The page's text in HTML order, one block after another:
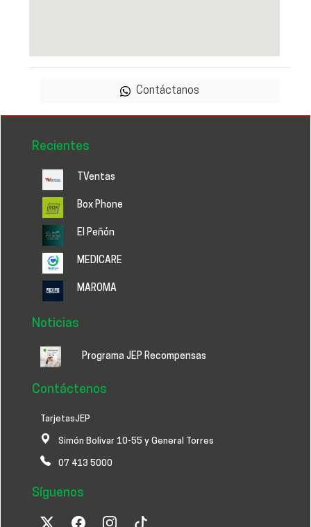
Contáctanos
Recientes
TVentas
Box Phone
El Peñón
MEDICARE
MAROMA
Noticias
Programa JEP Recompensas
Contáctenos
TarjetasJEP
Simón Bolivar 10-55 y General Torres
07 413 5000
Síguenos